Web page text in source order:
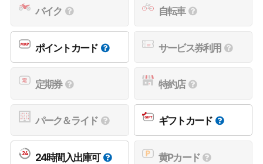
バイク 自転車
ポイントカード サービス券利用
定期券 特約店
パーク＆ライド ギフトカード
24時間入出庫可 黄Pカード